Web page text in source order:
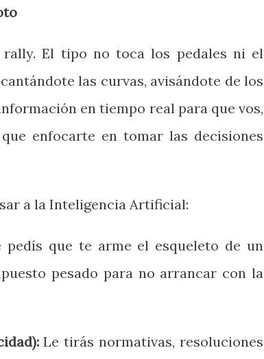
El tipo no toca los pedales ni el
las curvas, avisándote de los
en tiempo real para que vos,
enfocarte en tomar las decisiones
a la Inteligencia Artificial:
pedís que te arme el esqueleto de un
pesado para no arrancar con la
Le tirás normativas, resoluciones